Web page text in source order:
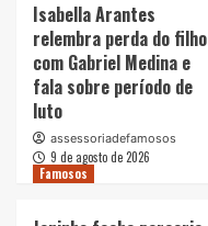
Isabella Arantes
relembra perda do filho
com Gabriel Medina e
fala sobre período de
luto
assessoriadefamosos
9 de agosto de 2026
Famosos